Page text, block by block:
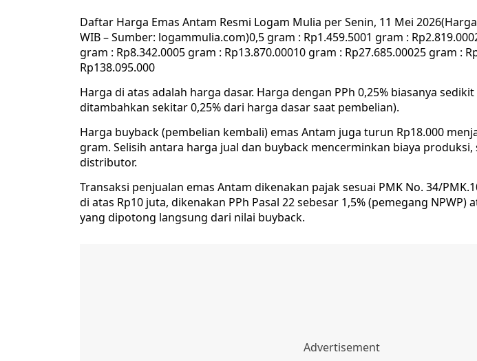
Daftar Harga Emas Antam Resmi Logam Mulia per Senin, 11 Mei
WIB – Sumber: logammulia.com)0,5 gram : Rp1.459.5001 gram :
gram : Rp8.342.0005 gram : Rp13.870.00010 gram : Rp27.685.00025 gram :
Rp138.095.000
Harga di atas adalah harga dasar. Harga dengan PPh 0,25% biasanya
ditambahkan sekitar 0,25% dari harga dasar saat pembelian).
Harga buyback (pembelian kembali) emas Antam juga turun Rp18.000
gram. Selisih antara harga jual dan buyback mencerminkan biaya
distributor.
Transaksi penjualan emas Antam dikenakan pajak sesuai PMK No. 34/
di atas Rp10 juta, dikenakan PPh Pasal 22 sebesar 1,5% (pemegang NPWP)
yang dipotong langsung dari nilai buyback.